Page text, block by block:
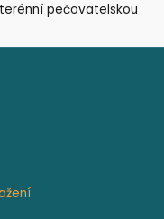
pečovatelskou